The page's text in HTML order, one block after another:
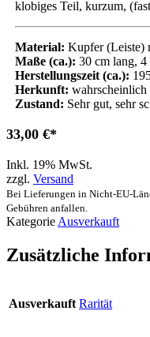
klobiges Teil, kurzum,
Material: Kupfer (Leiste)
Maße (ca.): 30 cm lang,
Herstellungszeit (ca.):
Herkunft: wahrscheinlich
Zustand: Sehr gut, sehr
33,00 €
Inkl. 19% MwSt.
zzgl. Versand
Bei Lieferungen in Nicht-EU-
Gebühren anfallen.
Kategorie Ausverkauft
Zusätzliche
Ausverkauft Rarität